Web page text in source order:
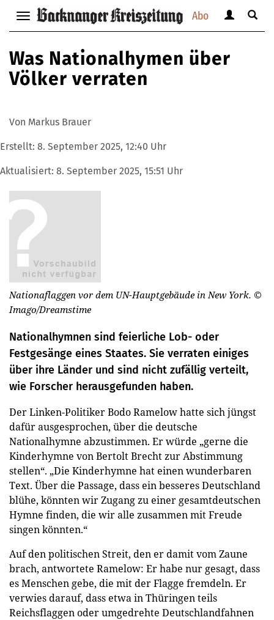
Abo
Navigation
anzeigen
verbergen
anzeigen
verbergen
Suche
Was Nationalhymen über
Völker verraten
Von Markus Brauer
Erstellt: 8. September 2025, 12:40 Uhr
Aktualisiert: 8. September 2025, 15:51 Uhr
Nationaflaggen vor dem UN-Hauptgebäude in New York. ©
Imago/Dreamstime
Nationalhymnen sind feierliche Lob- oder
Festgesänge eines Staates. Sie verraten einiges
über ihre Länder und sind nicht zufällig verteilt,
wie Forscher herausgefunden haben.
Der Linken-Politiker Bodo Ramelow hatte sich jüngst
dafür ausgesprochen, über die deutsche
Nationalhymne abzustimmen. Er würde „gerne die
Kinderhymne von Bertolt Brecht zur Abstimmung
stellen“. „Die Kinderhymne hat einen wunderbaren
Text. Über die Passage, dass ein besseres Deutschland
blühe, könnten wir Zugang zu einer gesamtdeutschen
Hymne finden, die wir alle zusammen mit Freude
singen könnten.“
Auf den politischen Streit, den er damit vom Zaune
brach, antwortete Ramelow: Er habe nur gesagt, dass
es Menschen gebe, die mit der Flagge fremdeln. Er
verwies darauf, dass etwa in Thüringen teils
Reichsflaggen oder umgedrehte Deutschlandfahnen